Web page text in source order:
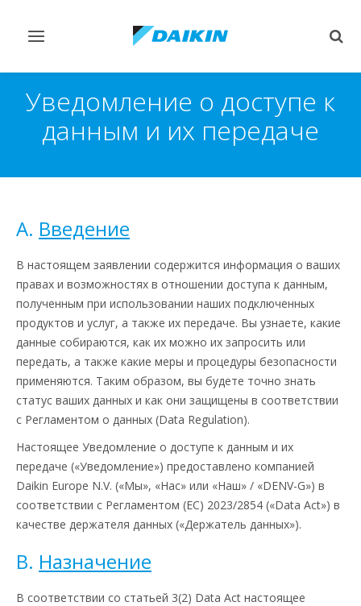
Переключить
Уведомление о доступе к
данным и их передаче
A. Введение
В настоящем заявлении содержится информация о ваших
правах и возможностях в отношении доступа к данным,
полученным при использовании наших подключенных
продуктов и услуг, а также их передаче. Вы узнаете, какие
данные собираются, как их можно их запросить или
передать, а также какие меры и процедуры безопасности
применяются. Таким образом, вы будете точно знать
статус ваших данных и как они защищены в соответствии
с Регламентом о данных (Data Regulation).
Настоящее Уведомление о доступе к данным и их
передаче («Уведомление») предоставлено компанией
Daikin Europe N.V. («Мы», «Нас» или «Наш» / «DENV-G») в
соответствии с Регламентом (ЕС) 2023/2854 («Data Act») в
качестве держателя данных («Держатель данных»).
B. Назначение
В соответствии со статьей 3(2) Data Act настоящее